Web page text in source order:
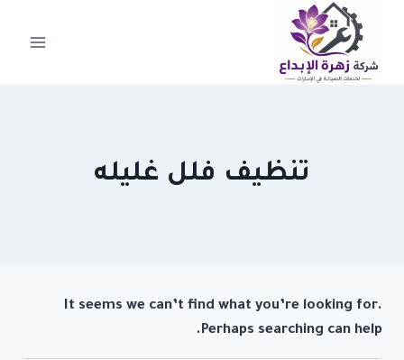
التجاوز
المحتوى
تنظيف فلل غليله
It seems we can’t find what you’re looking for.
Perhaps searching can help.